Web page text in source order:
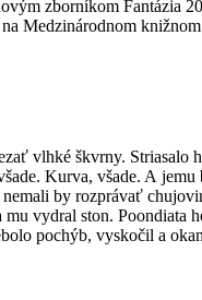
zborníkom Fantázia
Medzinárodnom
vlhké škvrny. Striasalo
Kurva, všade. A
by rozprávať
vydral ston. Poondiata
pochýb, vyskočil a